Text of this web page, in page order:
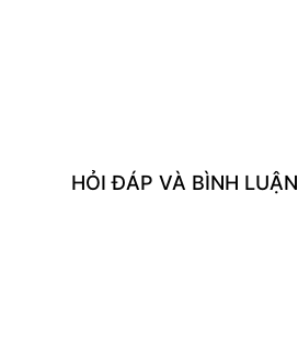
HỎI ĐÁP VÀ BÌNH LUẬN